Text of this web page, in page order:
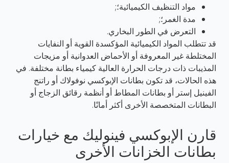
مواد التنظيف الكيميائية؛;
مدة الغمر؛;
التعرض في الطور البخاري.
قد تتطلب المواد الكيميائية المؤكسدة القوية أو النفايات
المختلطة غير المعروفة أو الأحماض العدوانية أو مزيجات
المذيبات ذات درجات الحرارة العالية كيمياء بطانة مختلفة. في
هذه الحالات، قد تكون بطانات الإبوكسي نوفولاك أو راتنج
الفينيل إستر أو بطانات المطاط أو أنظمة رقائق الزجاج أو
البطانات المتخصصة الأخرى أكثر أمانًا.
قارن الإبوكسي فينوليك مع خيارات
بطانات الخزانات الأخرى